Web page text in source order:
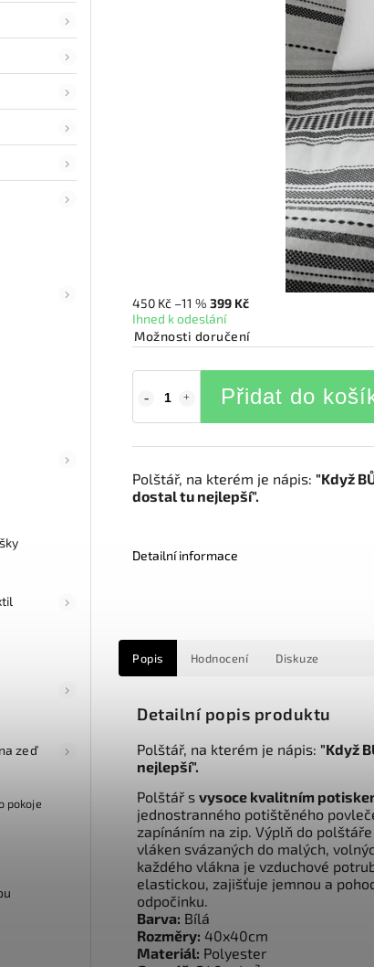
zeď
pokoje
450 Kč –11 % 399 Kč
Ihned k odeslání
Možnosti doručení
Přidat do
Polštář, na kterém je nápis: "Když
dostal tu nejlepší".
Detailní informace
Popis Hodnocení Diskuze
Detailní popis produktu
Polštář, na kterém je nápis: "Když
nejlepší".
Polštář s vysoce kvalitním
jednostranného potištěného
zapínáním na zip. Výplň do
vláken svázaných do malých,
každého vlákna je vzduchové
elastickou, zajišťuje jemnou a
odpočinku.
Barva: Bílá
Rozměry: 40x40cm
Materiál: Polyester